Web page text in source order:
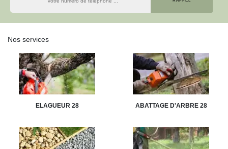
Nos services
ELAGUEUR 28 ABATTAGE D'ARBRE 28